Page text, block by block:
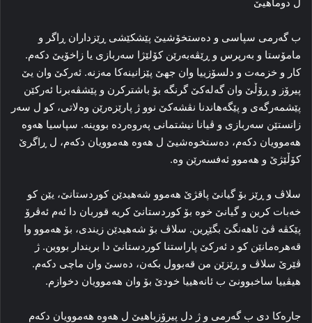
ب گه‌رمى سپاسى و ده‌ستخۆشيێ پێشكێشى ڕێزداران ڕاگر و
مامۆستا و بەرپرس و ڕێڤەبەرێن کۆلێژا سه‌ربازى يا زاخۆیێ دکەم.
کار و خزمەت و دلسۆزییا وان جهێ پێزانینەکا مەزنە. ئەرکێ وان يێ
پیرۆز و ڕۆڵێ وان گەلەکێ گرنگە بۆ باشترکرن و پێشڤه‌برنا ئەرکێن
پێشمەرگەی و پێگەهاندنا نڤشه‌كێ نوو ژ پارێزەرێن وه‌لاتى، کو ل سەر
زانستێن سه‌ربازى و ڤيانا نيشتمانى پەروەردە بووینە. سپاسيا هه‌وه‌
هەموویان دكه‌م، ده‌ستخوەشيێ ل هه‌وه‌ هەموویان دكه‌م، ل ڕاگرێ
كۆڵێژێ و هه‌موو ئه‌فسه‌رێن وه‌.
سلاڤ و ڕێز بۆ گيانێ پاقژێ هەموو شەهیدێن كوردستانێ، یێن كو
خەبات کرین و گیانێ خوە بۆ کوردستانێ كريه‌ قوربان دا ئه‌م ئه‌ڤرۆ
پێكڤه‌ ڤێ ئاهه‌نگێ بگێڕين. سلاڤ بۆ شەهیدێن زیندی، بۆ هەموو وا
قه‌هرەمانێن کو د ئەرکێ پاراستنا کوردستانێ دا بریندار بووین. ژ
ڤێرێ سلاڤ و ڕێزێن من قه‌بوول بكه‌ن، ده‌سێ وان ماچى دكه‌م.
هيڤييا ساخبوونێ ب ئانه‌هييا خودێ بۆ وان هەموویان دخوازم.
جارەکا دی ب گەرمی و ژ دل پیرۆزباهیێ ل هەوە هەموویان دکەم